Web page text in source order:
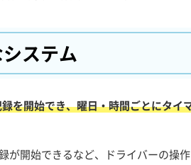
ステム
を開始でき、曜日・時間ごとにタイ
開始できるなど、ドライバーの操作